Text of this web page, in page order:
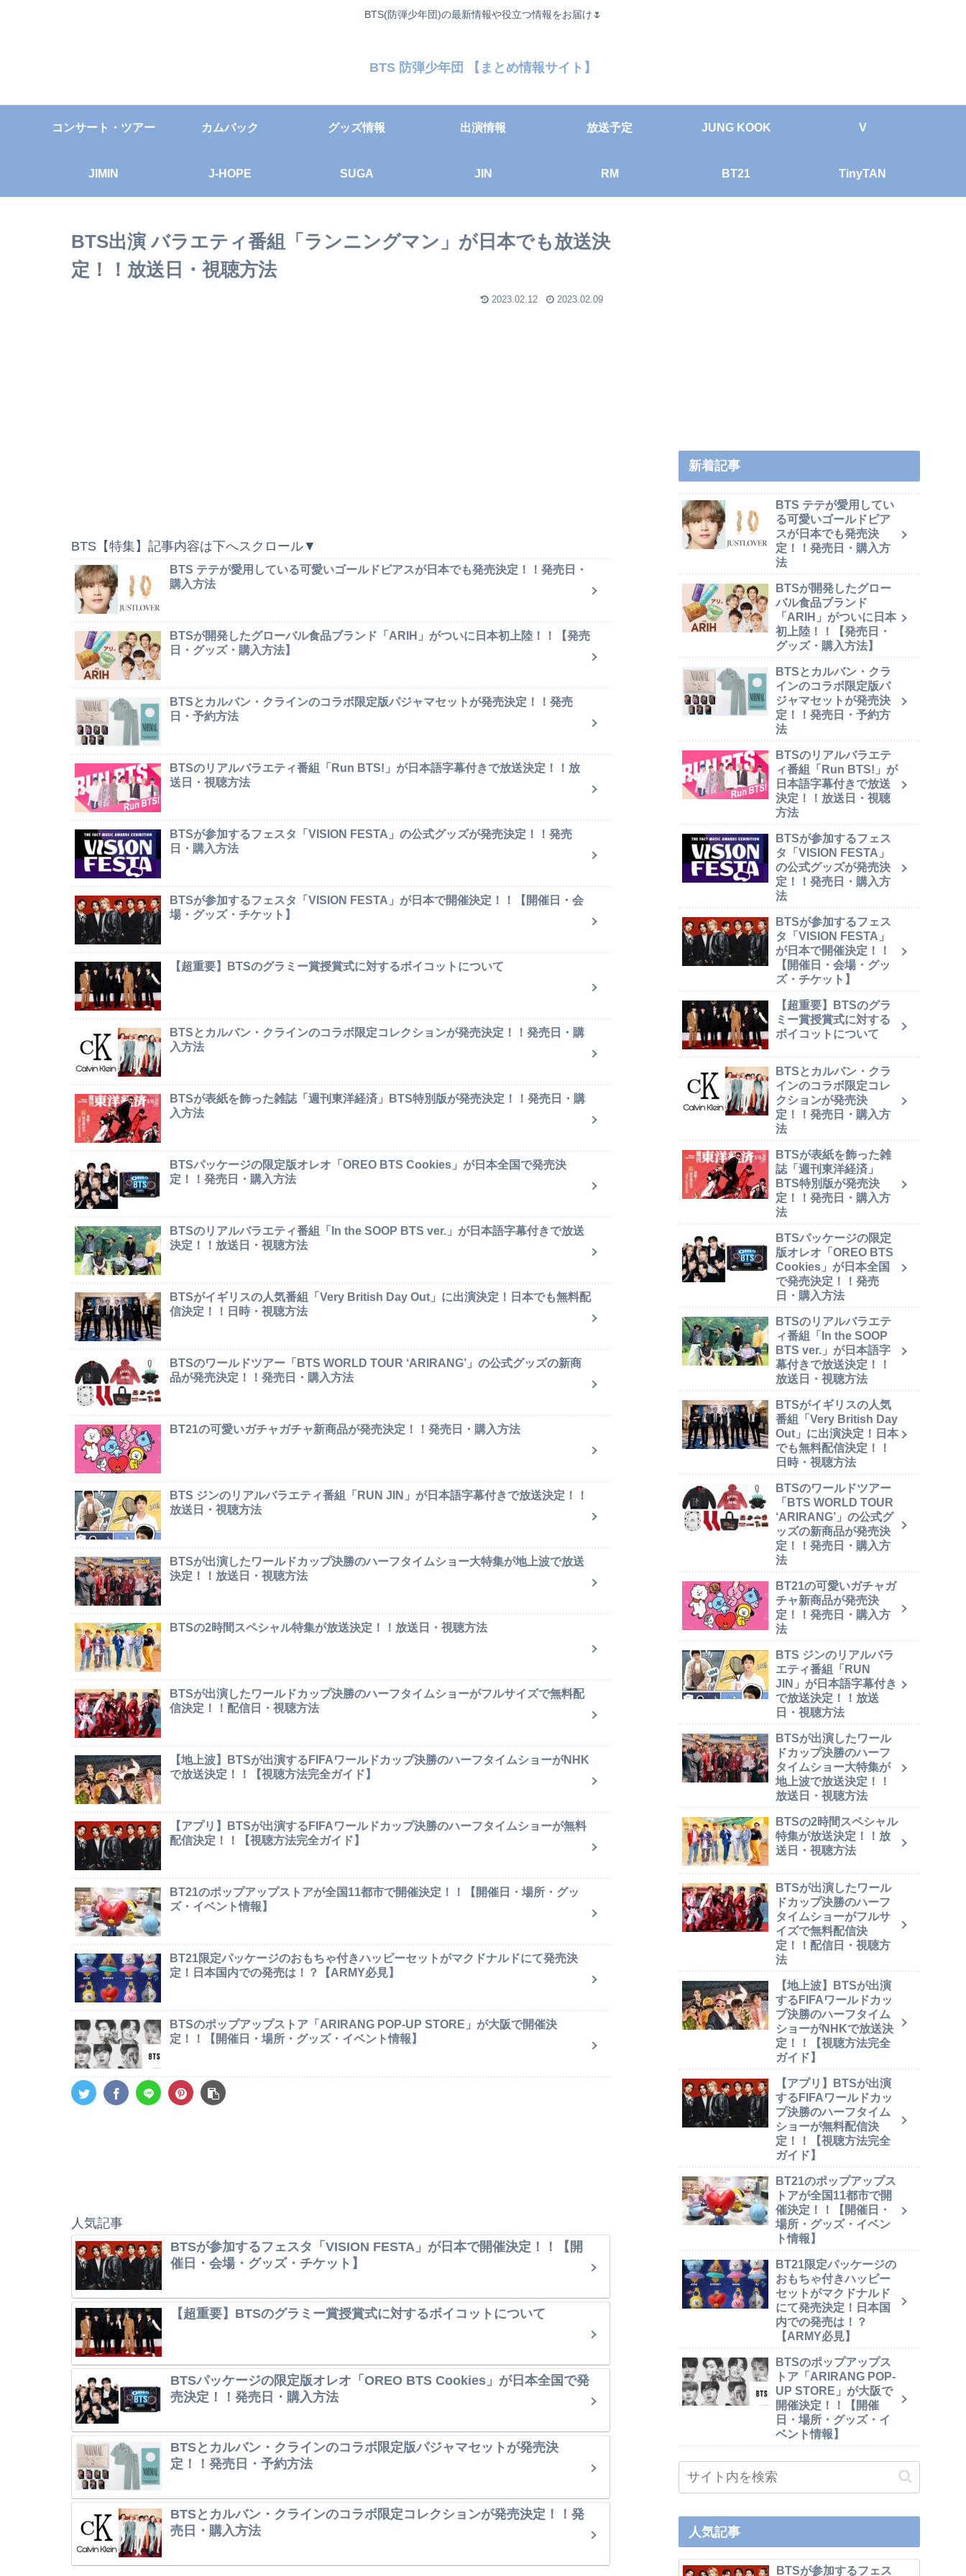
BTS(防弾少年団)の最新情報や役立つ情報をお届け🌷
BTS 防弾少年団 【まとめ情報サイト】
コンサート・ツアー カムバック グッズ情報 出演情報 放送予定 JUNG KOOK V
JIMIN J-HOPE SUGA JIN RM BT21 TinyTAN
BTS出演 バラエティ番組「ランニングマン」が日本でも放送決
定！！放送日・視聴方法
2023.02.12 2023.02.09
BTS【特集】記事内容は下へスクロール▼
BTS テテが愛用している可愛いゴールドピアスが日本でも発売決定！！発売日・
購入方法
BTSが開発したグローバル食品ブランド「ARIH」がついに日本初上陸！！【発売
日・グッズ・購入方法】
BTSとカルバン・クラインのコラボ限定版パジャマセットが発売決定！！発売
日・予約方法
BTSのリアルバラエティ番組「Run BTS!」が日本語字幕付きで放送決定！！放
送日・視聴方法
BTSが参加するフェスタ「VISION FESTA」の公式グッズが発売決定！！発売
日・購入方法
BTSが参加するフェスタ「VISION FESTA」が日本で開催決定！！【開催日・会
場・グッズ・チケット】
【超重要】BTSのグラミー賞授賞式に対するボイコットについて
BTSとカルバン・クラインのコラボ限定コレクションが発売決定！！発売日・購
入方法
BTSが表紙を飾った雑誌「週刊東洋経済」BTS特別版が発売決定！！発売日・購
入方法
BTSパッケージの限定版オレオ「OREO BTS Cookies」が日本全国で発売決
定！！発売日・購入方法
BTSのリアルバラエティ番組「In the SOOP BTS ver.」が日本語字幕付きで放送
決定！！放送日・視聴方法
BTSがイギリスの人気番組「Very British Day Out」に出演決定！日本でも無料配
信決定！！日時・視聴方法
BTSのワールドツアー「BTS WORLD TOUR ‘ARIRANG’」の公式グッズの新商
品が発売決定！！発売日・購入方法
BT21の可愛いガチャガチャ新商品が発売決定！！発売日・購入方法
BTS ジンのリアルバラエティ番組「RUN JIN」が日本語字幕付きで放送決定！！
放送日・視聴方法
BTSが出演したワールドカップ決勝のハーフタイムショー大特集が地上波で放送
決定！！放送日・視聴方法
BTSの2時間スペシャル特集が放送決定！！放送日・視聴方法
BTSが出演したワールドカップ決勝のハーフタイムショーがフルサイズで無料配
信決定！！配信日・視聴方法
【地上波】BTSが出演するFIFAワールドカップ決勝のハーフタイムショーがNHK
で放送決定！！【視聴方法完全ガイド】
【アプリ】BTSが出演するFIFAワールドカップ決勝のハーフタイムショーが無料
配信決定！！【視聴方法完全ガイド】
BT21のポップアップストアが全国11都市で開催決定！！【開催日・場所・グッ
ズ・イベント情報】
BT21限定パッケージのおもちゃ付きハッピーセットがマクドナルドにて発売決
定！日本国内での発売は！？【ARMY必見】
BTSのポップアップストア「ARIRANG POP-UP STORE」が大阪で開催決
定！！【開催日・場所・グッズ・イベント情報】
人気記事
BTSが参加するフェスタ「VISION FESTA」が日本で開催決定！！【開
催日・会場・グッズ・チケット】
【超重要】BTSのグラミー賞授賞式に対するボイコットについて
BTSパッケージの限定版オレオ「OREO BTS Cookies」が日本全国で発
売決定！！発売日・購入方法
BTSとカルバン・クラインのコラボ限定版パジャマセットが発売決
定！！発売日・予約方法
BTSとカルバン・クラインのコラボ限定コレクションが発売決定！！発
売日・購入方法
新着記事
BTS テテが愛用してい
る可愛いゴールドピア
スが日本でも発売決
定！！発売日・購入方
法
BTSが開発したグロー
バル食品ブランド
「ARIH」がついに日本
初上陸！！【発売日・
グッズ・購入方法】
BTSとカルバン・クラ
インのコラボ限定版パ
ジャマセットが発売決
定！！発売日・予約方
法
BTSのリアルバラエテ
ィ番組「Run BTS!」が
日本語字幕付きで放送
決定！！放送日・視聴
方法
BTSが参加するフェス
タ「VISION FESTA」
の公式グッズが発売決
定！！発売日・購入方
法
BTSが参加するフェス
タ「VISION FESTA」
が日本で開催決定！！
【開催日・会場・グッ
ズ・チケット】
【超重要】BTSのグラ
ミー賞授賞式に対する
ボイコットについて
BTSとカルバン・クラ
インのコラボ限定コレ
クションが発売決
定！！発売日・購入方
法
BTSが表紙を飾った雑
誌「週刊東洋経済」
BTS特別版が発売決
定！！発売日・購入方
法
BTSパッケージの限定
版オレオ「OREO BTS
Cookies」が日本全国
で発売決定！！発売
日・購入方法
BTSのリアルバラエテ
ィ番組「In the SOOP
BTS ver.」が日本語字
幕付きで放送決定！！
放送日・視聴方法
BTSがイギリスの人気
番組「Very British Day
Out」に出演決定！日本
でも無料配信決定！！
日時・視聴方法
BTSのワールドツアー
「BTS WORLD TOUR
‘ARIRANG’」の公式グ
ッズの新商品が発売決
定！！発売日・購入方
法
BT21の可愛いガチャガ
チャ新商品が発売決
定！！発売日・購入方
法
BTS ジンのリアルバラ
エティ番組「RUN
JIN」が日本語字幕付き
で放送決定！！放送
日・視聴方法
BTSが出演したワール
ドカップ決勝のハーフ
タイムショー大特集が
地上波で放送決定！！
放送日・視聴方法
BTSの2時間スペシャル
特集が放送決定！！放
送日・視聴方法
BTSが出演したワール
ドカップ決勝のハーフ
タイムショーがフルサ
イズで無料配信決
定！！配信日・視聴方
法
【地上波】BTSが出演
するFIFAワールドカッ
プ決勝のハーフタイム
ショーがNHKで放送決
定！！【視聴方法完全
ガイド】
【アプリ】BTSが出演
するFIFAワールドカッ
プ決勝のハーフタイム
ショーが無料配信決
定！！【視聴方法完全
ガイド】
BT21のポップアップス
トアが全国11都市で開
催決定！！【開催日・
場所・グッズ・イベン
ト情報】
BT21限定パッケージの
おもちゃ付きハッピー
セットがマクドナルド
にて発売決定！日本国
内での発売は！？
【ARMY必見】
BTSのポップアップス
トア「ARIRANG POP-
UP STORE」が大阪で
開催決定！！【開催
日・場所・グッズ・イ
ベント情報】
人気記事
BTSが参加するフェス